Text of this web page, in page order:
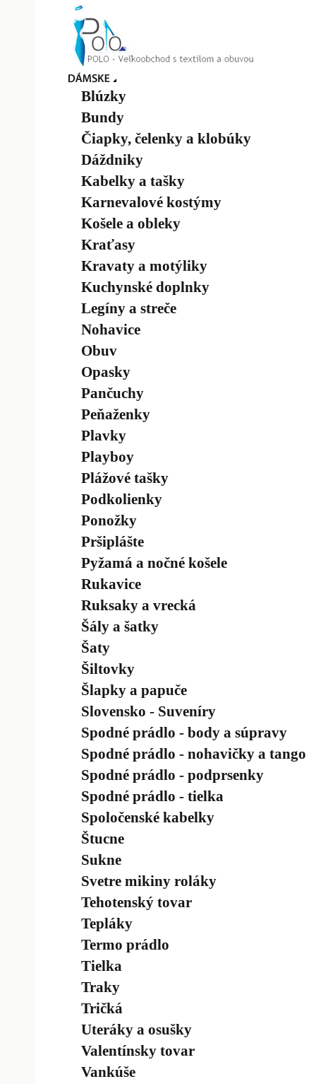
Blúzky
Bundy
Čiapky, čelenky a klobúky
Dáždniky
Kabelky a tašky
Karnevalové kostýmy
Košele a obleky
Kraťasy
Kravaty a motýliky
Kuchynské doplnky
Legíny a streče
Nohavice
Obuv
Opasky
Pančuchy
Peňaženky
Plavky
Playboy
Plážové tašky
Podkolienky
Ponožky
Pršiplášte
Pyžamá a nočné košele
Rukavice
Ruksaky a vrecká
Šály a šatky
Šaty
Šiltovky
Šlapky a papuče
Slovensko - Suveníry
Spodné prádlo - body a súpravy
Spodné prádlo - nohavičky a tango
Spodné prádlo - podprsenky
Spodné prádlo - tielka
Spoločenské kabelky
Štucne
Sukne
Svetre mikiny roláky
Tehotenský tovar
Tepláky
Termo prádlo
Tielka
Traky
Tričká
Uteráky a osušky
Valentínsky tovar
Vankúše